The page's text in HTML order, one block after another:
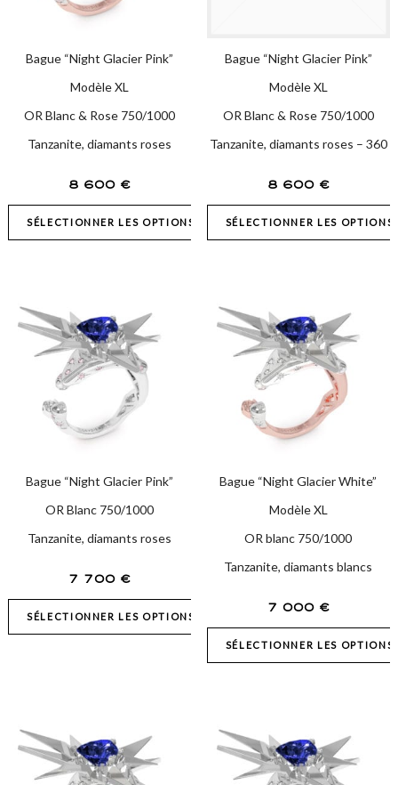
Bague “Night Glacier Pink”
Modèle XL
OR Blanc & Rose 750/1000
Tanzanite, diamants roses
8 600 €
SÉLECTIONNER LES OPTIONS
Bague “Night Glacier Pink”
Modèle XL
OR Blanc & Rose 750/1000
Tanzanite, diamants roses – 360
8 600 €
SÉLECTIONNER LES OPTIONS
Bague “Night Glacier Pink”
OR Blanc 750/1000
Tanzanite, diamants roses
7 700 €
SÉLECTIONNER LES OPTIONS
Bague “Night Glacier White”
Modèle XL
OR blanc 750/1000
Tanzanite, diamants blancs
7 000 €
SÉLECTIONNER LES OPTIONS